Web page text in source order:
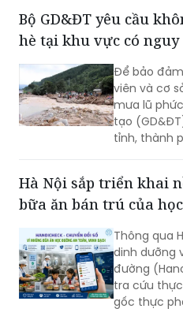
thực chất
hệ thống
thật, giá trị
trạng nâng
chạy theo
Bộ GD&ĐT yêu cầu
hè tại khu vực có nguy
Để bảo
viên và cơ
tạo
tỉnh, thành
biện pháp
không tổ
hoạt hè,
nguy cơ
lụt.
Hà Nội sắp triển khai
bữa ăn bán trú của
Thông qua
dinh dưỡng